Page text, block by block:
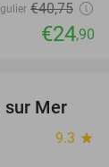
€40,75
€24,90
40%
sur Mer
9.3 star